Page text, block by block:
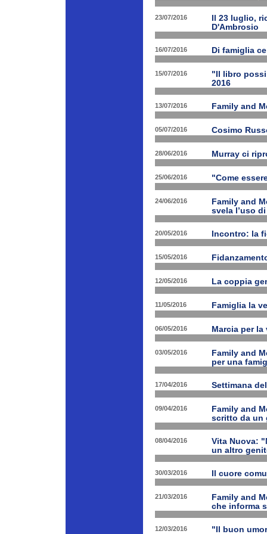
23/07/2016
Il 23 luglio,
D'Ambrosio
16/07/2016 Di famiglia
15/07/2016
"Il libro
2016
13/07/2016 Family and
05/07/2016 Cosimo
28/06/2016 Murray ci
25/06/2016 "Come
24/06/2016
Family and
svela l’uso
20/05/2016 Incontro: la
15/05/2016
12/05/2016 La coppia
11/05/2016 Famiglia la
06/05/2016 Marcia per la
03/05/2016
Family and
per una
17/04/2016 Settimana
09/04/2016
Family and
scritto da un
08/04/2016
Vita Nuova:
un altro
30/03/2016 Il cuore
21/03/2016
Family and
che informa
12/03/2016 "Il buon